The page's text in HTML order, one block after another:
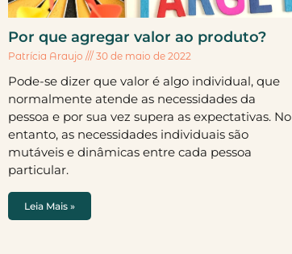
Por que agregar valor ao produto?
Patrícia Araujo 30 de maio de 2022
Pode-se dizer que valor é algo individual, que
normalmente atende as necessidades da
pessoa e por sua vez supera as expectativas. No
entanto, as necessidades individuais são
mutáveis e dinâmicas entre cada pessoa
particular.
Leia Mais »